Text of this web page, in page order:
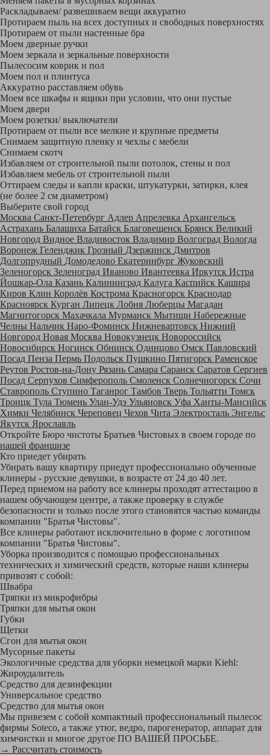
Раскладываем/ развешиваем вещи аккуратно
Протираем пыль на всех доступных и свободных поверхностях
Протираем от пыли настенные бра
Моем дверные ручки
Моем зеркала и зеркальные поверхности
Пылесосим коврик и пол
Моем пол и плинтуса
Аккуратно расставляем обувь
Моем все шкафы и ящики при условии, что они пустые
Моем двери
Моем розетки/ выключатели
Протираем от пыли все мелкие и крупные предметы
Снимаем защитную пленку и чехлы с мебели
Снимаем скотч
Избавляем от строительной пыли потолок, стены и пол
Избавляем мебель от строительной пыли
Оттираем следы и капли краски, штукатурки, затирки, клея
(не более 2 см диаметром)
Выберите свой город
Москва Санкт-Петербург Адлер Апрелевка Архангельск
Астрахань Балашиха Батайск Благовещенск Брянск Великий
Новгород Видное Владивосток Владимир Волгоград Вологда
Воронеж Геленджик Грозный Дзержинск Дмитров
Долгопрудный Домодедово Екатеринбург Жуковский
Зеленогорск Зеленоград Иваново Ивантеевка Иркутск Истра
Йошкар-Ола Казань Калининград Калуга Каспийск Кашира
Киров Клин Королёв Кострома Красногорск Краснодар
Красноярск Курган Липецк Лобня Люберцы Магадан
Магнитогорск Махачкала Мурманск Мытищи Набережные
Челны Нальчик Наро-Фоминск Нижневартовск Нижний
Новгород Новая Москва Новокузнецк Новороссийск
Новосибирск Ногинск Обнинск Одинцово Омск Павловский
Посад Пенза Пермь Подольск Пушкино Пятигорск Раменское
Реутов Ростов-на-Дону Рязань Самара Саранск Саратов Сергиев
Посад Серпухов Симферополь Смоленск Солнечногорск Сочи
Ставрополь Ступино Таганрог Тамбов Тверь Тольятти Томск
Троицк Тула Тюмень Улан-Удэ Ульяновск Уфа Ханты-Мансийск
Химки Челябинск Череповец Чехов Чита Электросталь Энгельс
Якутск Ярославль
Откройте Бюро чистоты Братьев Чистовых в своем городе по
нашей франшизе
Кто приедет убирать
Убирать вашу квартиру приедут профессионально обученные
клинеры - русские девушки, в возрасте от 24 до 40 лет.
Перед приемом на работу все клинеры проходят аттестацию в
нашем обучающем центре, а также проверку в службе
безопасности и только после этого становятся частью команды
компании "Братья Чистовы".
Все клинеры работают исключительно в форме с логотипом
компании "Братья Чистовы".
Уборка производится с помощью профессиональных
технических и химический средств, которые наши клинеры
привозят с собой:
Швабра
Тряпки из микрофибры
Тряпки для мытья окон
Губки
Щетки
Сгон для мытья окон
Мусорные пакеты
Экологичные средства для уборки немецкой марки Kiehl:
Жироудалитель
Средство для дезинфекции
Универсальное средство
Средство для мытья окон
Мы привезем с собой компактный профессиональный пылесос
фирмы Soteco, а также утюг, ведро, парогенератор, аппарат для
химчистки и многое другое ПО ВАШЕЙ ПРОСЬБЕ.
→ Рассчитать стоимость